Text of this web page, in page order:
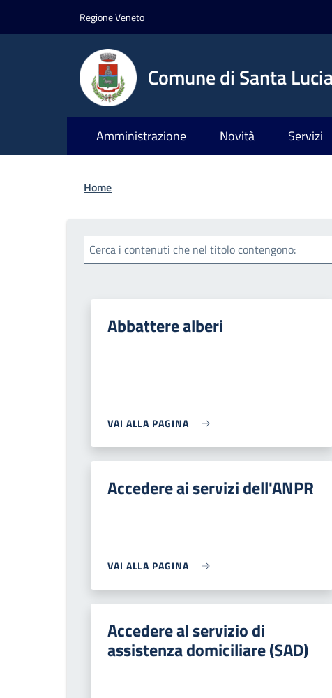
Regione Veneto
Comune di Santa
Amministrazione Novità Servizi
Briciole di pane
Home
Cerca i contenuti che nel titolo contengono:
Abbattere alberi
VAI ALLA PAGINA
Accedere ai servizi dell'ANPR
VAI ALLA PAGINA
Accedere al servizio di
assistenza domiciliare (SAD)